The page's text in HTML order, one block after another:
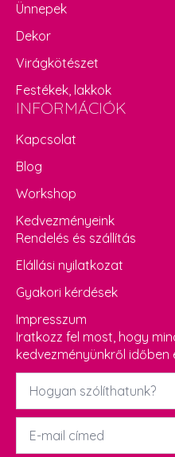
Ünnepek
Dekor
Virágkötészet
Festékek, lakkok
INFORMÁCIÓK
Kapcsolat
Blog
Workshop
Kedvezményeink
Rendelés és szállítás
Elállási nyilatkozat
Gyakori kérdések
Impresszum
Iratkozz fel most, hogy
kedvezményünkről időben
Név
Email